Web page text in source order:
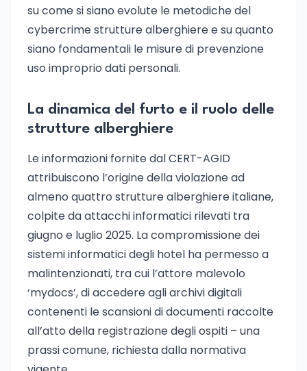
su come si siano evolute le metodiche del
cybercrime strutture alberghiere e su quanto
siano fondamentali le misure di prevenzione
uso improprio dati personali.
La dinamica del furto e il ruolo delle
strutture alberghiere
Le informazioni fornite dal CERT-AGID
attribuiscono l’origine della violazione ad
almeno quattro strutture alberghiere italiane,
colpite da attacchi informatici rilevati tra
giugno e luglio 2025. La compromissione dei
sistemi informatici degli hotel ha permesso a
malintenzionati, tra cui l’attore malevolo
‘mydocs’, di accedere agli archivi digitali
contenenti le scansioni di documenti raccolte
all’atto della registrazione degli ospiti – una
prassi comune, richiesta dalla normativa